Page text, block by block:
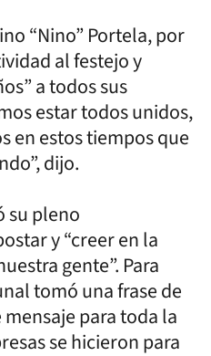
“Nino” Portela, por
al festejo y
a todos sus
estar todos unidos,
en estos tiempos que
dijo.
su pleno
y “creer en la
gente”. Para
tomó una frase de
para toda la
se hicieron para